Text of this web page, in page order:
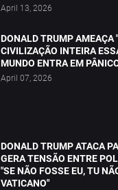
April 13, 2026
DONALD TRUMP AMEAÇA
CIVILIZAÇÃO INTEIRA
MUNDO ENTRA EM
April 07, 2026
DONALD TRUMP ATACA
GERA TENSÃO ENTRE
"SE NÃO FOSSE EU, TU
VATICANO"